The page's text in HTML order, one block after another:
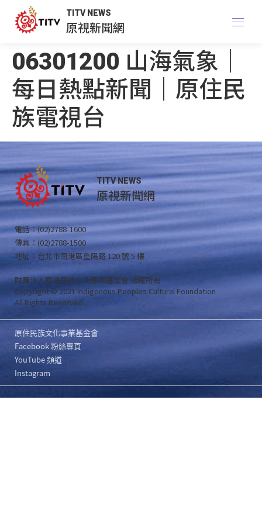
TITV NEWS
原視新聞網
06301200 山海氣象｜
每日熱點新聞｜原住民
族電視台
TITV NEWS
原視新聞網
電話：(02)2788-1600
傳真：(02)2788-1500
地址：台北市南港區重陽路 120 號 5 樓
財團法人原住民族文化事業基金會 版權所有
Copyright © 2021 Indigenous Peoples Cultural Foundation
All Rights Reserved .
原住民族文化事業基金會
Facebook 粉絲專頁
YouTube 頻道
Instagram